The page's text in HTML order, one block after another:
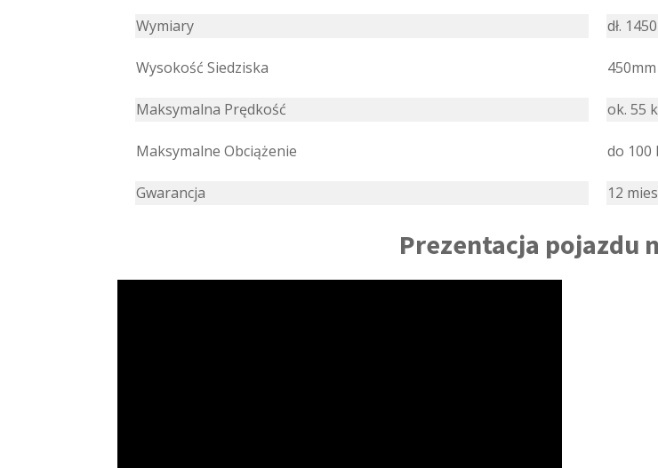
Wymiary dł.
Wysokość Siedziska
Maksymalna Prędkość ok. 55
Maksymalne Obciążenie do 100
Gwarancja 12
Prezentacja pojazdu